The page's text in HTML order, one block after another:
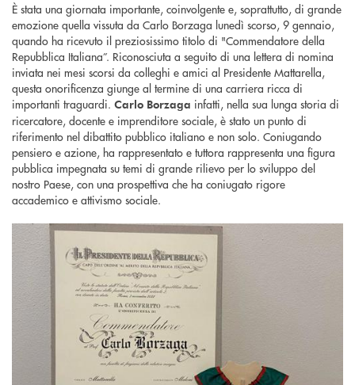
È stata una giornata importante, coinvolgente e, soprattutto, di grande
emozione quella vissuta da Carlo Borzaga lunedì scorso, 9 gennaio,
quando ha ricevuto il preziosissimo titolo di "Commendatore della
Repubblica Italiana”. Riconosciuta a seguito di una lettera di nomina
inviata nei mesi scorsi da colleghi e amici al Presidente Mattarella,
questa onorificenza giunge al termine di una carriera ricca di
importanti traguardi. Carlo Borzaga infatti, nella sua lunga storia di
ricercatore, docente e imprenditore sociale, è stato un punto di
riferimento nel dibattito pubblico italiano e non solo. Coniugando
pensiero e azione, ha rappresentato e tuttora rappresenta una figura
pubblica impegnata su temi di grande rilievo per lo sviluppo del
nostro Paese, con una prospettiva che ha coniugato rigore
accademico e attivismo sociale.